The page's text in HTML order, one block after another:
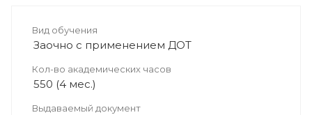
Вид обучения
Заочно с применением ДОТ
Кол-во академических часов
550 (4 мес.)
Выдаваемый документ